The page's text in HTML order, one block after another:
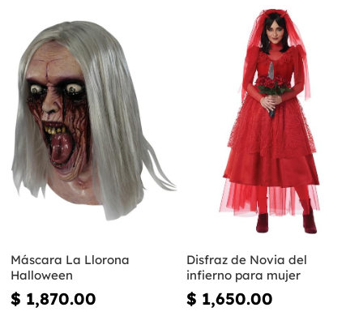
Máscara La Llorona
Halloween
$ 1,870.00
Disfraz de Novia del
infierno para mujer
$ 1,650.00